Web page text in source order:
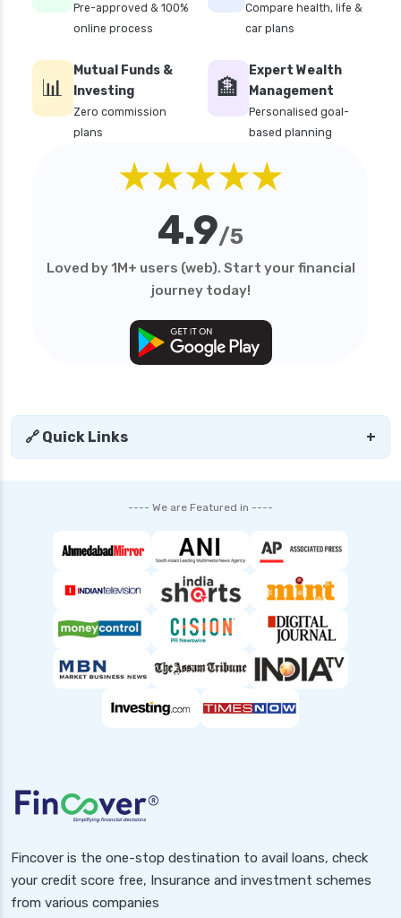
personal loan in karnataka
personal loan in lucknow
personal loan in madurai
personal loan in maharashtra
personal loan in mumbai
personal loan in tamilnadu
personal loan in telangana
personal loan in trichy
personal loan interest rates
sbi personal loan interest rates
shriram finance personal loan interest rate
top 10 Personal loan apps
what is a personal loan
Pre-approved & 100%
online process
Compare health, life &
car plans
📊
Mutual Funds &
Investing
Zero commission
plans
🏦
Expert Wealth
Management
Personalised goal-
based planning
★★★★★
4.9/5
Loved by 1M+ users (web). Start your financial
journey today!
🔗 Quick Links +
---- We are Featured in ----
Fincover is the one-stop destination to avail loans, check
your credit score free, Insurance and investment schemes
from various companies